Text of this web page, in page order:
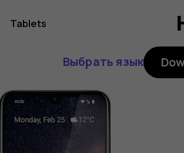
Tablets
Выбрать язык